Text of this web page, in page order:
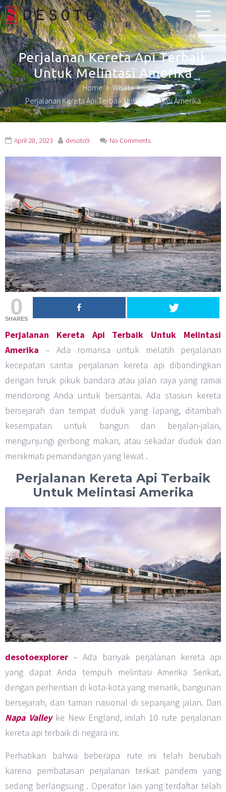
Desoto Explorer
Perjalanan Kereta Api Terbaik
Untuk Melintasi Amerika
Home
Wisata
Perjalanan Kereta Api Terbaik Untuk Melintasi Amerika
April 28, 2023 desoto9 No Comments
0
SHARES
Perjalanan Kereta Api Terbaik Untuk Melintasi
Amerika – Ada romansa untuk melatih perjalanan
kecepatan santai perjalanan kereta api dibandingkan
dengan hiruk pikuk bandara atau jalan raya yang ramai
mendorong Anda untuk bersantai. Ada stasiun kereta
bersejarah dan tempat duduk yang lapang, ditambah
kesempatan untuk bangun dan berjalan-jalan,
mengunjungi gerbong makan, atau sekadar duduk dan
menikmati pemandangan yang lewat .
Perjalanan Kereta Api Terbaik
Untuk Melintasi Amerika
desotoexplorer – Ada banyak perjalanan kereta api
yang dapat Anda tempuh melintasi Amerika Serikat,
dengan perhentian di kota-kota yang menarik, bangunan
bersejarah, dan taman nasional di sepanjang jalan. Dari
Napa Valleyke New England, inilah 10 rute perjalanan
kereta api terbaik di negara ini.
Perhatikan bahwa beberapa rute ini telah berubah
karena pembatasan perjalanan terkait pandemi yang
sedang berlangsung . Operator lain yang terdaftar telah